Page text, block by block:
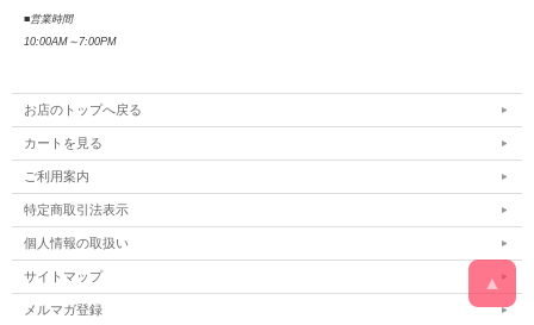
■営業時間
10:00AM ～ 7:00PM
お店のトップへ戻る
カートを見る
ご利用案内
特定商取引法表示
個人情報の取扱い
サイトマップ
メルマガ登録
▲